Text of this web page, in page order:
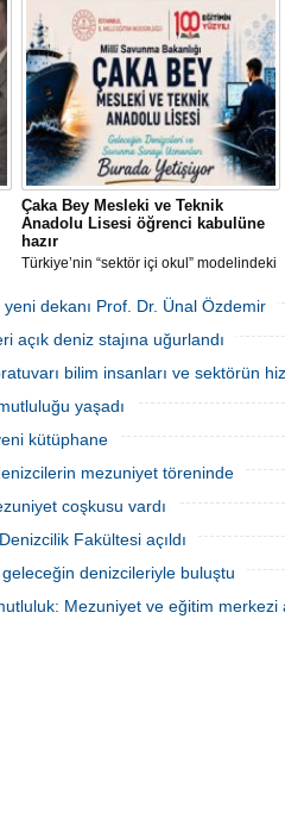
geçirilen "Açık Deniz Teknolojisi"
programları sektöre nitelikli personel
yetiştiriyor.
Çaka Bey Mesleki ve Teknik
Anadolu Lisesi öğrenci kabulüne
hazır
Türkiye’nin “sektör içi okul” modelindeki
Bakanlığı Çaka Bey Mesleki ve Teknik
Anadolu Lisesi, ilk öğrencilerini kabul
etmeye hazırlanıyor.
dekanı Prof. Dr. Ünal Özdemir
açık deniz stajına uğurlandı
bilim insanları ve sektörün
yaşadı
kütüphane
mezuniyet töreninde
coşkusu vardı
Fakültesi açıldı
denizcileriyle buluştu
Mezuniyet ve eğitim merkezi